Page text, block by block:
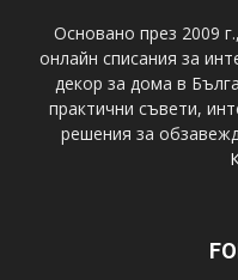
Основано през 2009
онлайн списания за
декор за дома в
практични съвети,
решения за